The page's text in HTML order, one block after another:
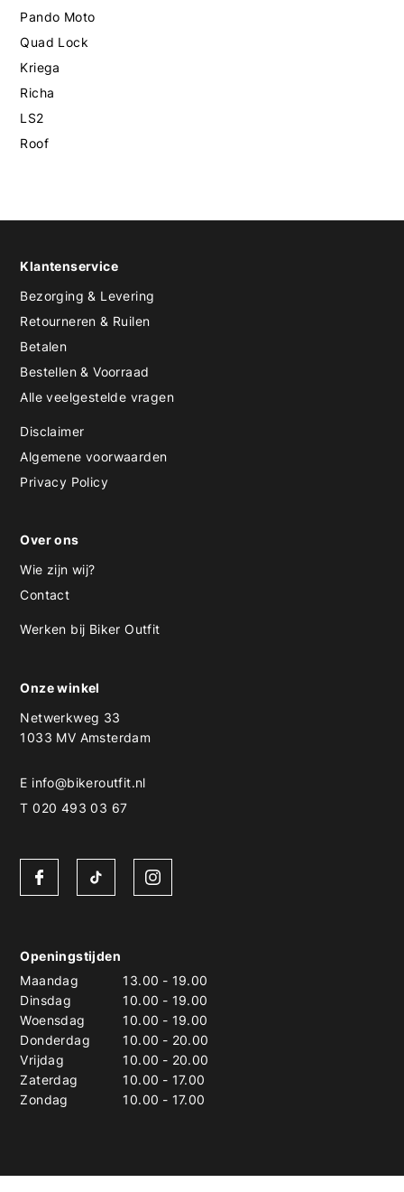
Pando Moto
Quad Lock
Kriega
Richa
LS2
Roof
Klantenservice
Bezorging & Levering
Retourneren & Ruilen
Betalen
Bestellen & Voorraad
Alle veelgestelde vragen
Disclaimer
Algemene voorwaarden
Privacy Policy
Over ons
Wie zijn wij?
Contact
Werken bij Biker Outfit
Onze winkel
Netwerkweg 33
1033 MV Amsterdam
E info@bikeroutfit.nl
T 020 493 03 67
Openingstijden
Maandag
13.00 - 19.00
Dinsdag
10.00 - 19.00
Woensdag
10.00 - 19.00
Donderdag
10.00 - 20.00
Vrijdag
10.00 - 20.00
Zaterdag
10.00 - 17.00
Zondag
10.00 - 17.00